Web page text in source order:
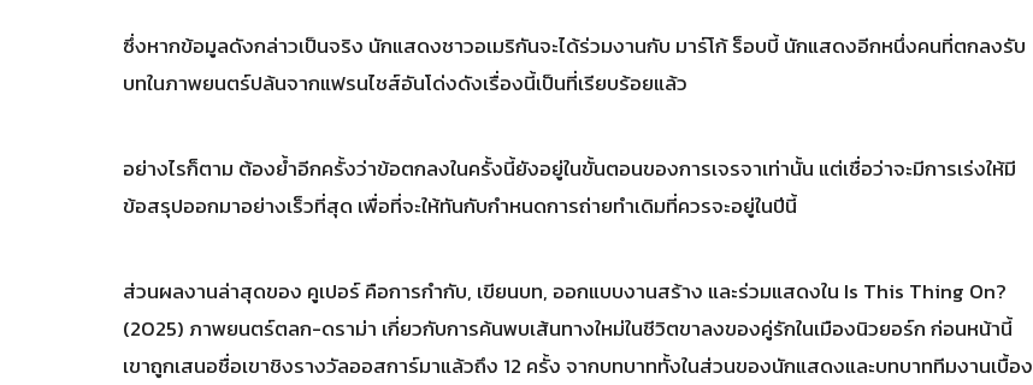
ซึ่งหากข้อมูลดังกล่าวเป็นจริง นักแสดงชาวอเมริกันจะได้ร่วมงานกับ มาร์โก้ ร็อบบี้ นักแสดงอีกหนึ่งคนที่ตกลงรับ
บทในภาพยนตร์ปล้นจากแฟรนไชส์อันโด่งดังเรื่องนี้เป็นที่เรียบร้อยแล้ว
อย่างไรก็ตาม ต้องยํ้าอีกครั้งว่าข้อตกลงในครั้งนี้ยังอยู่ในขั้นตอนของการเจรจาเท่านั้น แต่เชื่อว่าจะมีการเร่งให้มี
ข้อสรุปออกมาอย่างเร็วที่สุด เพื่อที่จะให้ทันกับกำหนดการถ่ายทำเดิมที่ควรจะอยู่ในปีนี้
ส่วนผลงานล่าสุดของ คูเปอร์ คือการกำกับ, เขียนบท, ออกแบบงานสร้าง และร่วมแสดงใน Is This Thing On?
(2025) ภาพยนตร์ตลก-ดราม่า เกี่ยวกับการค้นพบเส้นทางใหม่ในชีวิตขาลงของคู่รักในเมืองนิวยอร์ก ก่อนหน้านี้
เขาถูกเสนอชื่อเขาชิงรางวัลออสการ์มาแล้วถึง 12 ครั้ง จากบทบาททั้งในส่วนของนักแสดงและบทบาททีมงานเบื้อง